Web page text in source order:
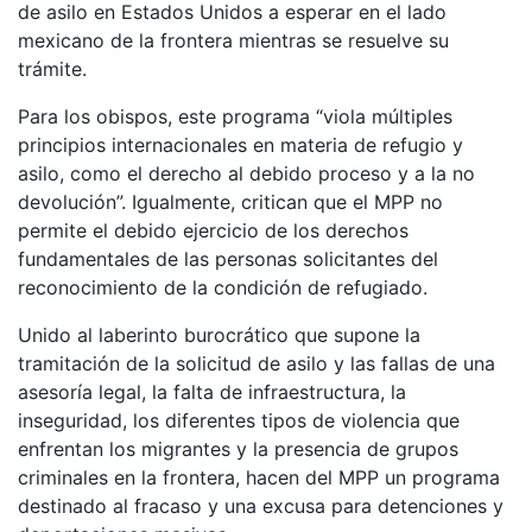
de asilo en Estados Unidos a esperar en el lado
mexicano de la frontera mientras se resuelve su
trámite.
Para los obispos, este programa “viola múltiples
principios internacionales en materia de refugio y
asilo, como el derecho al debido proceso y a la no
devolución”. Igualmente, critican que el MPP no
permite el debido ejercicio de los derechos
fundamentales de las personas solicitantes del
reconocimiento de la condición de refugiado.
Unido al laberinto burocrático que supone la
tramitación de la solicitud de asilo y las fallas de una
asesoría legal, la falta de infraestructura, la
inseguridad, los diferentes tipos de violencia que
enfrentan los migrantes y la presencia de grupos
criminales en la frontera, hacen del MPP un programa
destinado al fracaso y una excusa para detenciones y